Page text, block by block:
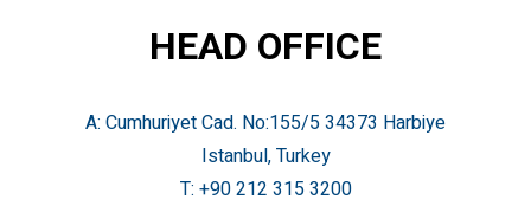
HEAD OFFICE
A: Cumhuriyet Cad. No:155/5 34373 Harbiye
Istanbul, Turkey
T: +90 212 315 3200